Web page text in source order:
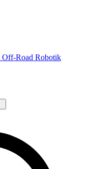
Off-Road Robotik